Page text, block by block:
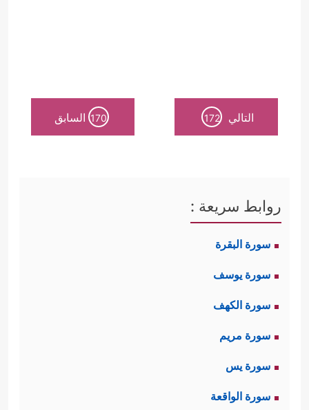
التالي 172
170 السابق
روابط سريعة :
سورة البقرة
سورة يوسف
سورة الكهف
سورة مريم
سورة يس
سورة الواقعة